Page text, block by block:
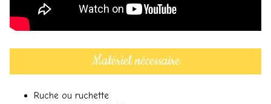
Matériel nécessaire
Ruche ou ruchette